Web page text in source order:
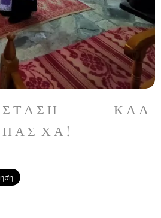
Α Σ Τ Α Σ Η Κ Α Λ
Α Σ Χ Α !